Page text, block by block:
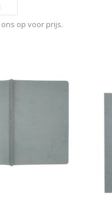
op voor prijs.